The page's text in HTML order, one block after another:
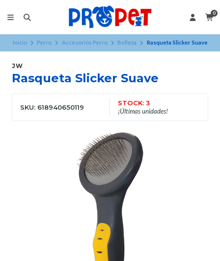
0
Inicio Perro Accesorios Perro Belleza Rasqueta Slicker Suave
JW
Rasqueta Slicker Suave
SKU: 618940650119
STOCK: 3
¡Últimas unidades!